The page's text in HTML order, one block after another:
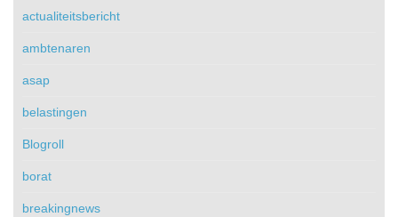
actualiteitsbericht
ambtenaren
asap
belastingen
Blogroll
borat
breakingnews